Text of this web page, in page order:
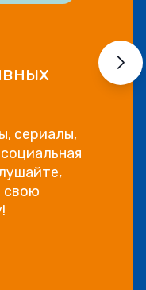
сериалы,
свою